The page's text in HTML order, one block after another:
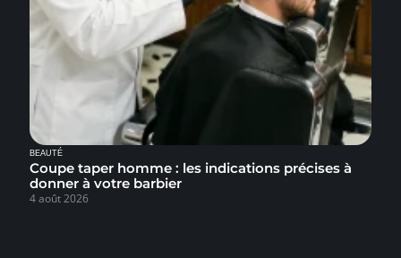
BEAUTÉ
Coupe taper homme : les indications précises à
donner à votre barbier
4 août 2026